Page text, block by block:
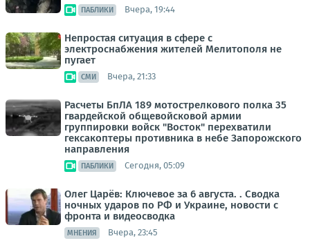
ПАБЛИКИ Вчера, 19:44
Непростая ситуация в сфере с
электроснабжения жителей Мелитополя не
пугает
СМИ Вчера, 21:33
Расчеты БпЛА 189 мотострелкового полка 35
гвардейской общевойсковой армии
группировки войск "Восток" перехватили
гексакоптеры противника в небе Запорожского
направления
ПАБЛИКИ Сегодня, 05:09
Олег Царёв: Ключевое за 6 августа. . Сводка
ночных ударов по РФ и Украине, новости с
фронта и видеосводка
МНЕНИЯ Вчера, 23:45